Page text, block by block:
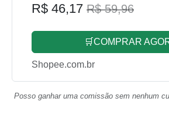
R$ 46,17 R$ 59,96
🛒COMPRAR
Shopee.com.br
Posso ganhar uma comissão sem nenhum